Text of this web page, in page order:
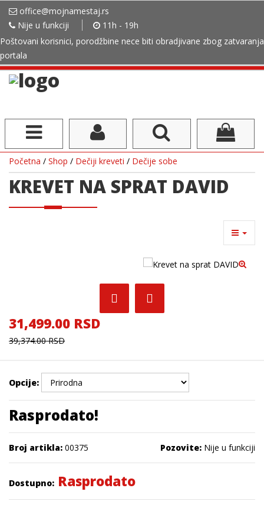
office@mojnamestaj.rs
Nije u funkciji
11h - 19h
Poštovani korisnici, porodžbine nece biti obradjivane zbog zatvaranja
portala
Početna / Shop / Dečiji kreveti / Dečije sobe
KREVET NA SPRAT DAVID
31,499.00 RSD
39,374.00 RSD
Opcije:
Rasprodato!
Broj artikla: 00375 Pozovite: Nije u funkciji
Dostupno: Rasprodato